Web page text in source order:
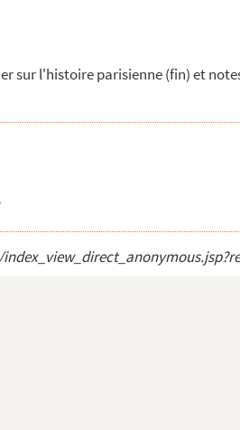
sur l'histoire parisienne (fin) et